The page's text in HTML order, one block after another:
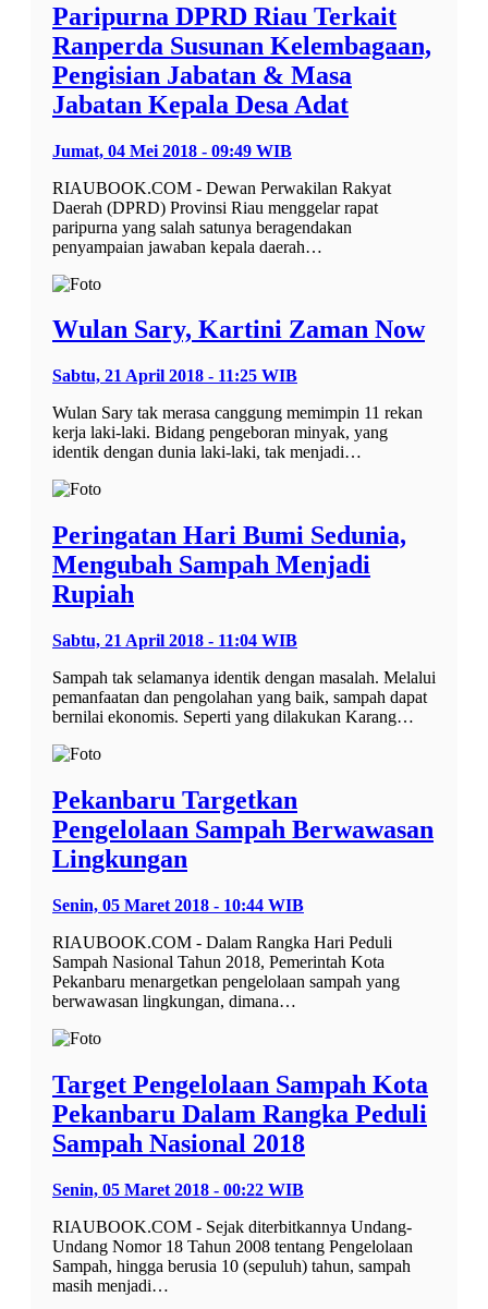
Paripurna DPRD Riau Terkait
Ranperda Susunan Kelembagaan,
Pengisian Jabatan & Masa
Jabatan Kepala Desa Adat
Jumat, 04 Mei 2018 - 09:49 WIB
RIAUBOOK.COM - Dewan Perwakilan Rakyat
Daerah (DPRD) Provinsi Riau menggelar rapat
paripurna yang salah satunya beragendakan
penyampaian jawaban kepala daerah…
Wulan Sary, Kartini Zaman Now
Sabtu, 21 April 2018 - 11:25 WIB
Wulan Sary tak merasa canggung memimpin 11 rekan
kerja laki-laki. Bidang pengeboran minyak, yang
identik dengan dunia laki-laki, tak menjadi…
Peringatan Hari Bumi Sedunia,
Mengubah Sampah Menjadi
Rupiah
Sabtu, 21 April 2018 - 11:04 WIB
Sampah tak selamanya identik dengan masalah. Melalui
pemanfaatan dan pengolahan yang baik, sampah dapat
bernilai ekonomis. Seperti yang dilakukan Karang…
Pekanbaru Targetkan
Pengelolaan Sampah Berwawasan
Lingkungan
Senin, 05 Maret 2018 - 10:44 WIB
RIAUBOOK.COM - Dalam Rangka Hari Peduli
Sampah Nasional Tahun 2018, Pemerintah Kota
Pekanbaru menargetkan pengelolaan sampah yang
berwawasan lingkungan, dimana…
Target Pengelolaan Sampah Kota
Pekanbaru Dalam Rangka Peduli
Sampah Nasional 2018
Senin, 05 Maret 2018 - 00:22 WIB
RIAUBOOK.COM - Sejak diterbitkannya Undang-
Undang Nomor 18 Tahun 2008 tentang Pengelolaan
Sampah, hingga berusia 10 (sepuluh) tahun, sampah
masih menjadi…